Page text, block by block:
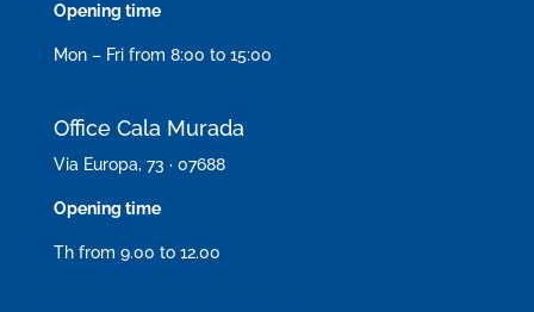
Opening time
Mon – Fri from 8:00 to 15:00
Office Cala Murada
Via Europa, 73 · 07688
Opening time
Th from 9.00 to 12.00